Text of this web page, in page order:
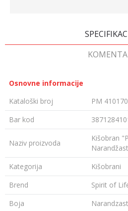
Osnovne informacije
Kataloški broj
PM 410170
Bar kod
Naziv proizvoda
Kišobran
Kategorija
Kišobrani
Brend
Spirit of
Boja